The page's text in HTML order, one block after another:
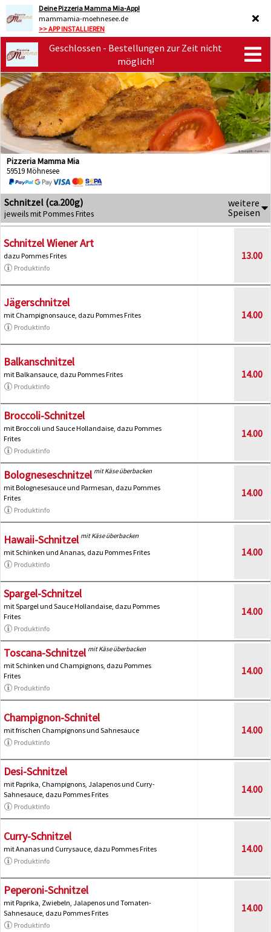
Deine Pizzeria Mamma Mia-App!
mammamia-moehnesee.de
>> APP INSTALLIEREN
Geschlossen - Bestellungen zur Zeit nicht
möglich!
Pizzeria Mamma Mia
59519 Möhnesee
Schnitzel (ca.200g)
jeweils mit Pommes Frites
weitere
Speisen
Schnitzel Wiener Art
dazu Pommes Frites
Produktinfo
13.00
Jägerschnitzel
mit Champignonsauce, dazu Pommes Frites
Produktinfo
14.00
Balkanschnitzel
mit Balkansauce, dazu Pommes Frites
Produktinfo
14.00
Broccoli-Schnitzel
mit Broccoli und Sauce Hollandaise, dazu Pommes
Frites
Produktinfo
14.00
Bologneseschnitzel mit Käse überbacken
mit Bolognesesauce und Parmesan, dazu Pommes
Frites
Produktinfo
14.00
Hawaii-Schnitzel mit Käse überbacken
mit Schinken und Ananas, dazu Pommes Frites
Produktinfo
14.00
Spargel-Schnitzel
mit Spargel und Sauce Hollandaise, dazu Pommes
Frites
Produktinfo
14.00
Toscana-Schnitzel mit Käse überbacken
mit Schinken und Champignons, dazu Pommes
Frites
Produktinfo
14.00
Champignon-Schnitel
mit frischen Champignons und Sahnesauce
Produktinfo
14.00
Desi-Schnitzel
mit Paprika, Champignons, Jalapenos und Curry-
Sahnesauce, dazu Pommes Frites
Produktinfo
14.00
Curry-Schnitzel
mit Ananas und Currysauce, dazu Pommes Frites
Produktinfo
14.00
Peperoni-Schnitzel
mit Paprika, Zwiebeln, Jalapenos und Tomaten-
Sahnesauce, dazu Pommes Frites
Produktinfo
14.00